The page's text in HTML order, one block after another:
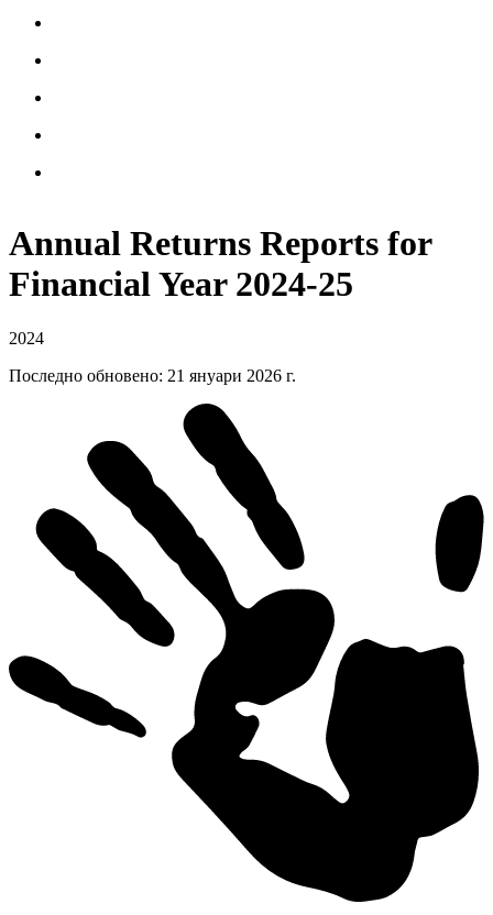
Annual Returns Reports for
Financial Year 2024-25
2024
Последно обновено: 21 януари 2026 г.